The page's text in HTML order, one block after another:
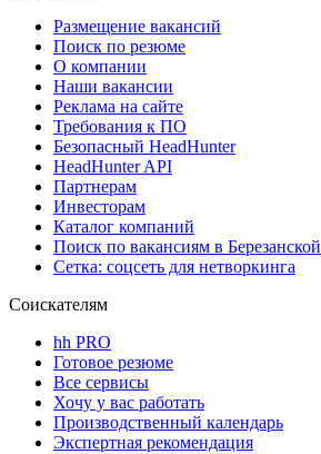
Размещение вакансий
Поиск по резюме
О компании
Наши вакансии
Реклама на сайте
Требования к ПО
Безопасный HeadHunter
HeadHunter API
Партнерам
Инвесторам
Каталог компаний
Поиск по вакансиям в Березанской
Сетка: соцсеть для нетворкинга
Соискателям
hh PRO
Готовое резюме
Все сервисы
Хочу у вас работать
Производственный календарь
Экспертная рекомендация